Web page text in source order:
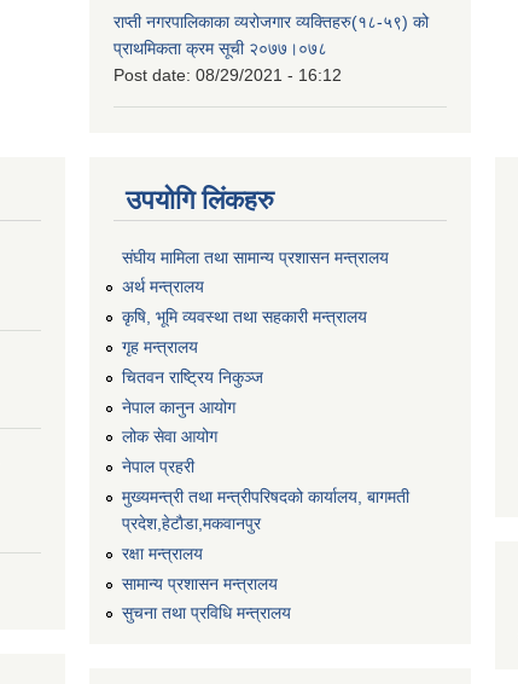
राप्ती नगरपालिकाका व्यरोजगार व्यक्तिहरु(१८-५९) को
प्राथमिकता क्रम सूची २०७७।०७८
Post date: 08/29/2021 - 16:12
उपयोगि लिंकहरु
संघीय मामिला तथा सामान्य प्रशासन मन्त्रालय
अर्थ मन्त्रालय
कृषि, भूमि व्यवस्था तथा सहकारी मन्त्रालय
गृह मन्त्रालय
चितवन राष्ट्रिय निकुञ्ज
नेपाल कानुन आयोग
लोक सेवा आयोग
नेपाल प्रहरी
मुख्यमन्त्री तथा मन्त्रीपरिषदको कार्यालय, बागमती
प्रदेश,हेटाैडा,मकवानपुर
रक्षा मन्त्रालय
सामान्य प्रशासन मन्त्रालय
सुचना तथा प्रविधि मन्त्रालय